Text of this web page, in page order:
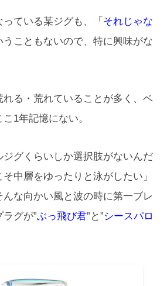
ている某ジグも、「 それじゃな
うこともないので、特に興味がな
る・荒れていることが多く、ベ
1年記憶にない。
ジグくらいしか選択肢がないんだ
中層をゆったりと泳がしたい」
んな向かい風と波の時に第一ブレ
グが”ぶっ飛び君”と”シースパロ